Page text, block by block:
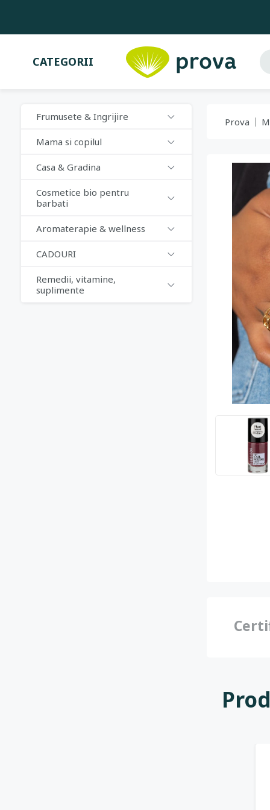
CATEGORII
Frumusete & Ingrijire
Mama si copilul
Casa & Gradina
Cosmetice bio pentru
barbati
Aromaterapie & wellness
CADOURI
Remedii, vitamine,
suplimente
Prova